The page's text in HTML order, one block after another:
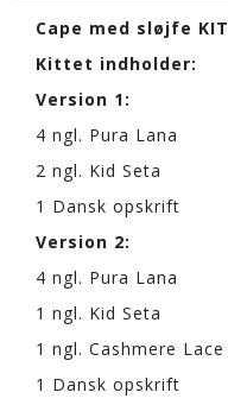
Cape med sløjfe KIT
Kittet indholder:
Version 1:
4 ngl. Pura Lana
2 ngl. Kid Seta
1 Dansk opskrift
Version 2:
4 ngl. Pura Lana
1 ngl. Kid Seta
1 ngl. Cashmere Lace
1 Dansk opskrift